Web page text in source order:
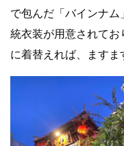
で包んだ「バインナ
統衣装が用意されて
に着替えれば、ます